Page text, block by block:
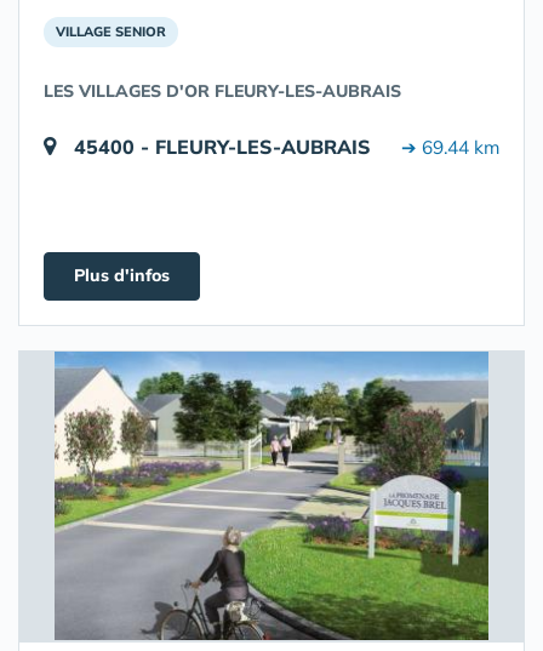
VILLAGE SENIOR
LES VILLAGES D'OR FLEURY-LES-AUBRAIS
45400 - FLEURY-LES-AUBRAIS ➔ 69.44 km
Plus d'infos